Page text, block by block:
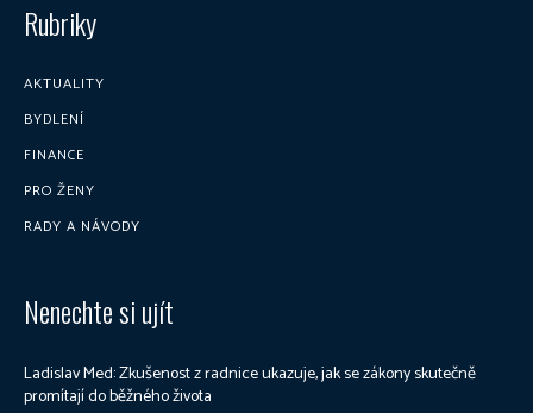
Rubriky
AKTUALITY
BYDLENÍ
FINANCE
PRO ŽENY
RADY A NÁVODY
Nenechte si ujít
Ladislav Med: Zkušenost z radnice ukazuje, jak se zákony skutečně
promítají do běžného života